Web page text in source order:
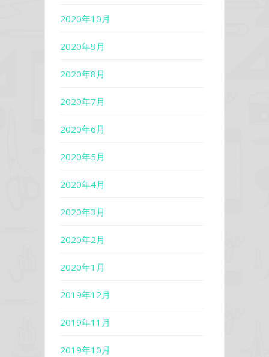
2020年10月
2020年9月
2020年8月
2020年7月
2020年6月
2020年5月
2020年4月
2020年3月
2020年2月
2020年1月
2019年12月
2019年11月
2019年10月